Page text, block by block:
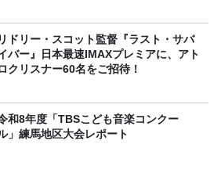
リドリー・スコット監督『ラスト・サバ
バー』日本最速IMAXプレミアに、アト
クリスナー60名をご招待！
和8年度「TBSこども音楽コンクー
」練馬地区大会レポート